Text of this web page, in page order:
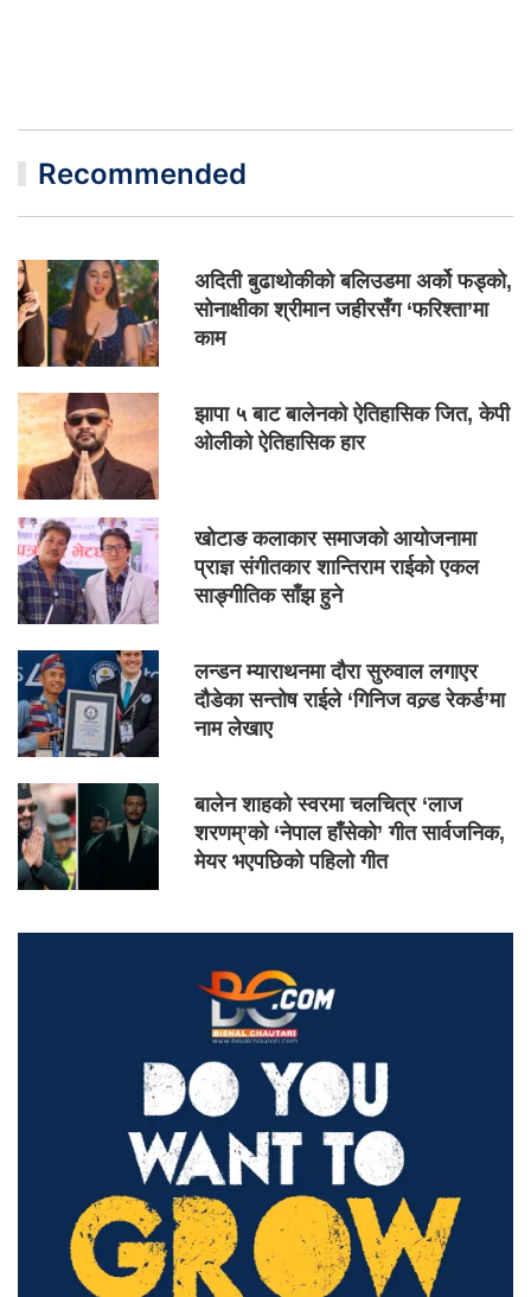
Recommended
अदिती बुढाथोकीको बलिउडमा अर्को फड्को,
सोनाक्षीका श्रीमान जहीरसँग ‘फरिश्ता’मा
काम
झापा ५ बाट बालेनको ऐतिहासिक जित, केपी
ओलीको ऐतिहासिक हार
खोटाङ कलाकार समाजको आयोजनामा
प्राज्ञ संगीतकार शान्तिराम राईको एकल
साङ्गीतिक साँझ हुने
लन्डन म्याराथनमा दौरा सुरुवाल लगाएर
दौडेका सन्तोष राईले ‘गिनिज वल्र्ड रेकर्ड’मा
नाम लेखाए
बालेन शाहको स्वरमा चलचित्र ‘लाज
शरणम्’को ‘नेपाल हाँसेको’ गीत सार्वजनिक,
मेयर भएपछिको पहिलो गीत